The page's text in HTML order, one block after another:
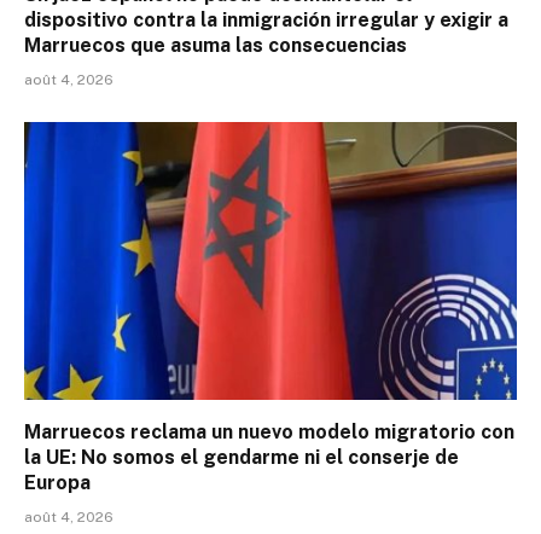
dispositivo contra la inmigración irregular y exigir a
Marruecos que asuma las consecuencias
août 4, 2026
Marruecos reclama un nuevo modelo migratorio con
la UE: No somos el gendarme ni el conserje de
Europa
août 4, 2026